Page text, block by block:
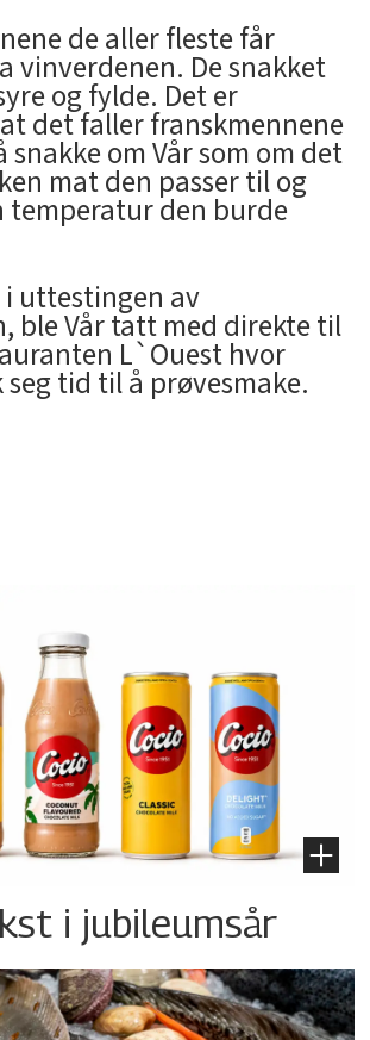
de aller fleste får
vinverdenen. De snakket
og fylde. Det er
det faller franskmennene
om Vår som om det
mat den passer til og
temperatur den burde
i uttestingen av
ble Vår tatt med direkte til
L`Ouest hvor
tid til å prøvesmake.
i jubileumsår